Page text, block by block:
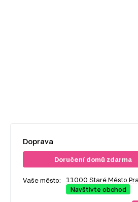
Doprava
Doručení domů zdarma
Vaše město:
11000 Staré Město
Navštivte obchod